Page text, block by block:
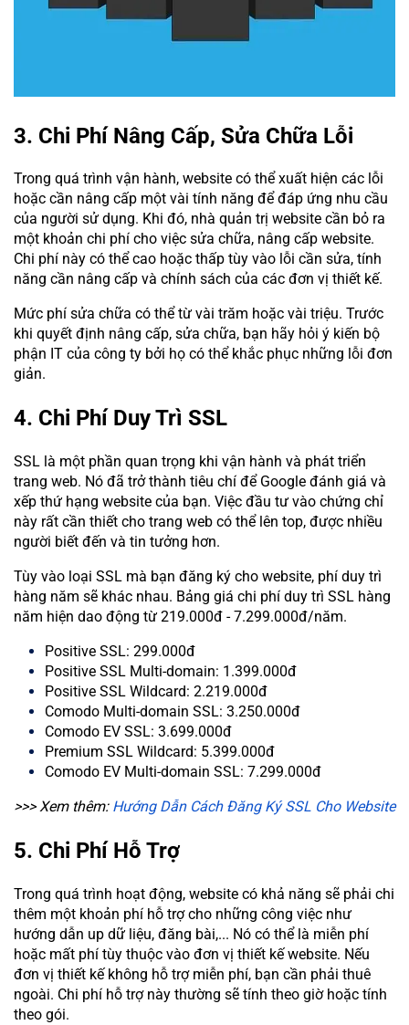
3. Chi Phí Nâng Cấp, Sửa Chữa Lỗi
Trong quá trình vận hành, website có thể xuất hiện các lỗi
hoặc cần nâng cấp một vài tính năng để đáp ứng nhu cầu
của người sử dụng. Khi đó, nhà quản trị website cần bỏ ra
một khoản chi phí cho việc sửa chữa, nâng cấp website.
Chi phí này có thể cao hoặc thấp tùy vào lỗi cần sửa, tính
năng cần nâng cấp và chính sách của các đơn vị thiết kế.
Mức phí sửa chữa có thể từ vài trăm hoặc vài triệu. Trước
khi quyết định nâng cấp, sửa chữa, bạn hãy hỏi ý kiến bộ
phận IT của công ty bởi họ có thể khắc phục những lỗi đơn
giản.
4. Chi Phí Duy Trì SSL
SSL là một phần quan trọng khi vận hành và phát triển
trang web. Nó đã trở thành tiêu chí để Google đánh giá và
xếp thứ hạng website của bạn. Việc đầu tư vào chứng chỉ
này rất cần thiết cho trang web có thể lên top, được nhiều
người biết đến và tin tưởng hơn.
Tùy vào loại SSL mà bạn đăng ký cho website, phí duy trì
hàng năm sẽ khác nhau. Bảng giá chi phí duy trì SSL hàng
năm hiện dao động từ 219.000đ - 7.299.000đ/năm.
Positive SSL: 299.000đ
Positive SSL Multi-domain: 1.399.000đ
Positive SSL Wildcard: 2.219.000đ
Comodo Multi-domain SSL: 3.250.000đ
Comodo EV SSL: 3.699.000đ
Premium SSL Wildcard: 5.399.000đ
Comodo EV Multi-domain SSL: 7.299.000đ
>>> Xem thêm: Hướng Dẫn Cách Đăng Ký SSL Cho Website
5. Chi Phí Hỗ Trợ
Trong quá trình hoạt động, website có khả năng sẽ phải chi
thêm một khoản phí hỗ trợ cho những công việc như
hướng dẫn up dữ liệu, đăng bài,... Nó có thể là miễn phí
hoặc mất phí tùy thuộc vào đơn vị thiết kế website. Nếu
đơn vị thiết kế không hỗ trợ miễn phí, bạn cần phải thuê
ngoài. Chi phí hỗ trợ này thường sẽ tính theo giờ hoặc tính
theo gói.